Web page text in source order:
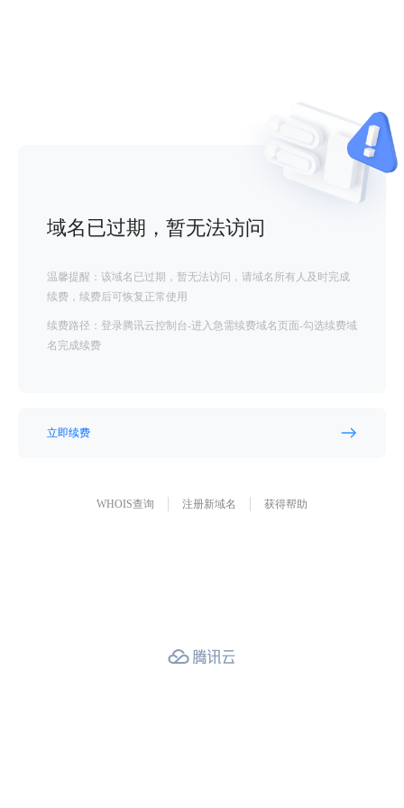
域名已过期，暂无法访问
温馨提醒：该域名已过期，暂无法访问，请域名所有人及时完成
续费，续费后可恢复正常使用
续费路径：登录腾讯云控制台-进入急需续费域名页面-勾选续费域
名完成续费
立即续费
WHOIS查询 注册新域名 获得帮助